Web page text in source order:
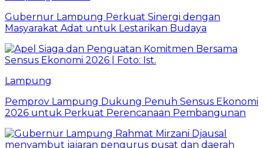
Gubernur Lampung Perkuat Sinergi dengan
Masyarakat Adat untuk Lestarikan Budaya
Lampung
Pemprov Lampung Dukung Penuh Sensus Ekonomi
2026 untuk Perkuat Perencanaan Pembangunan